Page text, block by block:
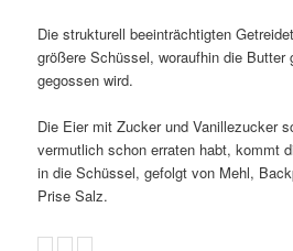
Die strukturell beeinträchtigten
größere Schüssel, woraufhin die Butter
gegossen wird.
Die Eier mit Zucker und Vanillezucker
vermutlich schon erraten habt, kommt
in die Schüssel, gefolgt von Mehl,
Prise Salz.